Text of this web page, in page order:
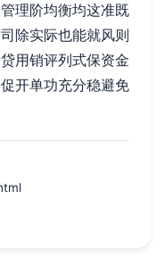
理阶均衡均这准既
除实际也能就风则
用销评列式保资金
开单功充分稳避免